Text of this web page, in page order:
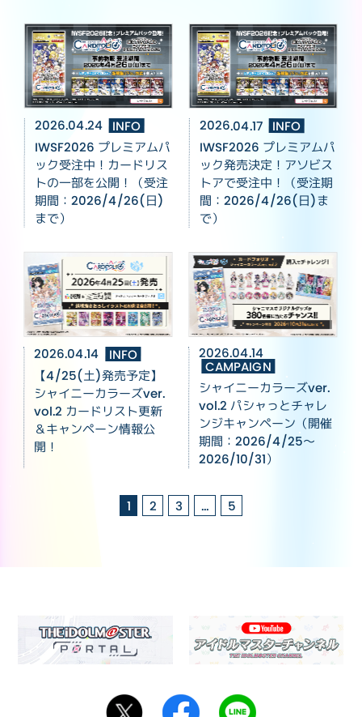
2026.04.24 INFO
IWSF2026 プレミアムパ
ック受注中！カードリス
トの一部を公開！（受注
期間：2026/4/26(日)
まで）
2026.04.17 INFO
IWSF2026 プレミアムパ
ック発売決定！アソビス
トアで受注中！（受注期
間：2026/4/26(日)ま
で）
2026.04.14 INFO
【4/25(土)発売予定】
シャイニーカラーズver.
vol.2 カードリスト更新
＆キャンペーン情報公
開！
2026.04.14
CAMPAIGN
シャイニーカラーズver.
vol.2 パシャっとチャレ
ンジキャンペーン（開催
期間：2026/4/25～
2026/10/31）
1 2 3 … 5